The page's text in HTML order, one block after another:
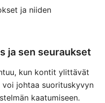
ja niiden
ja sen seuraukset
kun kontit ylittävät
johtaa suorituskyvyn
kaatumiseen.